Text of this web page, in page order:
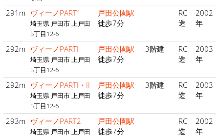
291m ヴィーノPART1
埼玉県 戸田市 上戸田
5丁目12-6
戸田公園駅
徒歩7分
RC
造
2002
年
292m ヴィーノPARTI
埼玉県 戸田市 上戸田
5丁目12-6
戸田公園駅
徒歩7分
3階建
RC
造
2003
年
292m ヴィーノPARTI・II
埼玉県 戸田市 上戸田
5丁目12-6
戸田公園駅
徒歩7分
3階建
RC
造
2003
年
293m ヴィーノPART2
埼玉県 戸田市 上戸田
戸田公園駅
徒歩7分
RC
造
2002
年